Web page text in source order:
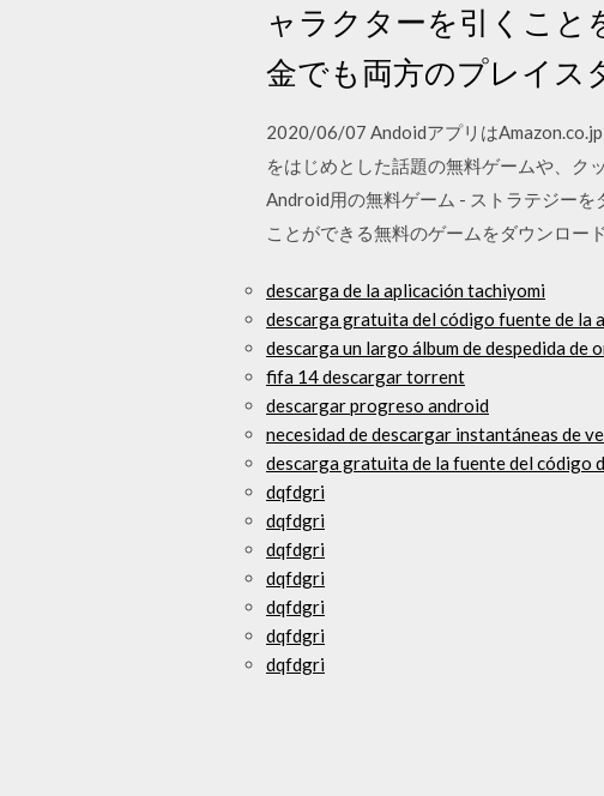
ャラクターを引くこと
金でも両方のプレイス
2020/06/07 Andoidアプリは
をはじめとした話題の無料ゲームや、ク
Android用の無料ゲーム - ストラテジー
ことができる無料のゲームをダウンロ
descarga de la aplicación tachiyomi
descarga gratuita del código fuente de la
descarga un largo álbum de despedida de
fifa 14 descargar torrent
descargar progreso android
necesidad de descargar instantáneas de
descarga gratuita de la fuente del código
dqfdgri
dqfdgri
dqfdgri
dqfdgri
dqfdgri
dqfdgri
dqfdgri